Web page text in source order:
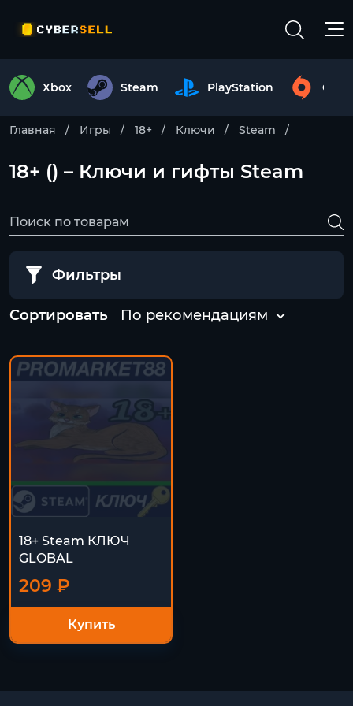
Xbox Steam PlayStation
Главная Игры 18+ Ключи Steam
18+ () – Ключи и гифты Steam
Фильтры
Сортировать По рекомендациям
18+ Steam КЛЮЧ
GLOBAL
209 ₽
Купить